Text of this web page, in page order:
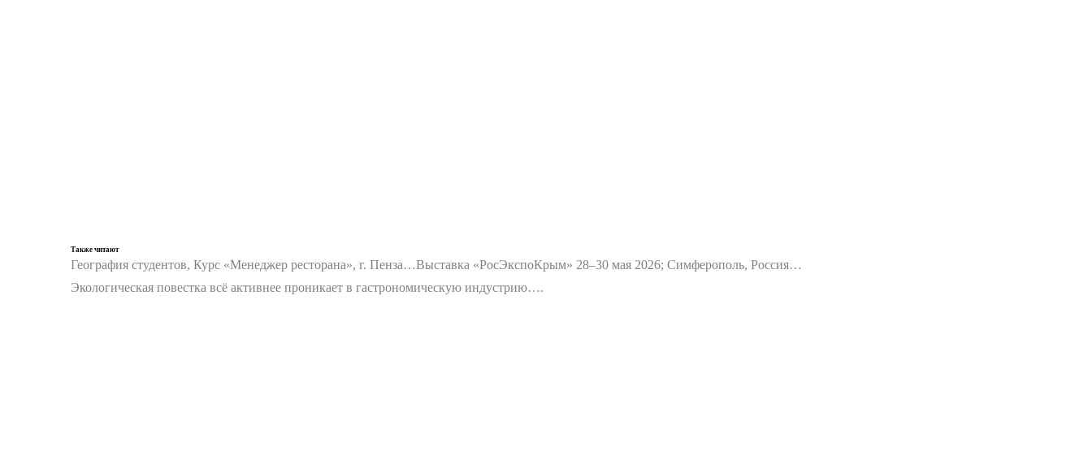
Также читают
География студентов, Курс «Менеджер ресторана», г. Пенза…Выставка «РосЭкспоКрым» 28–30 мая 2026; Симферополь, Россия…
Экологическая повестка всё активнее проникает в гастрономическую индустрию….